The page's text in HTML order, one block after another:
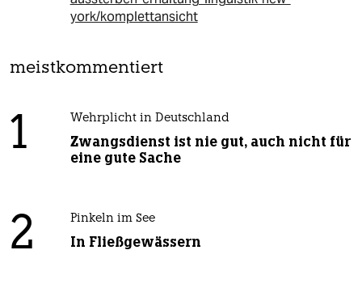
york/komplettansicht
meistkommentiert
1 Wehrplicht in Deutschland
Zwangsdienst ist nie gut, auch nicht für
eine gute Sache
2 Pinkeln im See
In Fließgewässern